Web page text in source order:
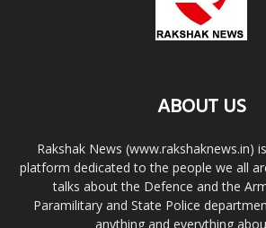
ABOUT US
Rakshak News (www.rakshaknews.in)
platform dedicated to the people we all
talks about the Defence and the
Paramilitary and State Police
anything and everything